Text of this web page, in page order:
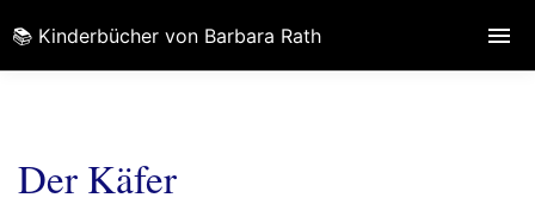
Der Käfer
📚 Kinderbücher von Barbara Rath